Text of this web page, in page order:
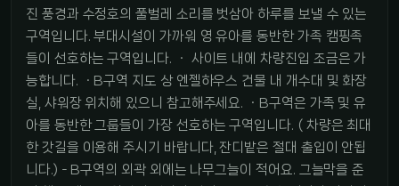
진 풍경과 수정호의 풀벌레 소리를 벗삼아 하루를 보낼 수 있는
구역입니다. 부대시설이 가까워 영 유아를 동반한 가족 캠핑족
들이 선호하는 구역입니다. ㆍ 사이트 내에 차량진입 조금은 가
능합니다. ㆍB구역 지도 상 엔젤하우스 건물 내 개수대 및 화장
실, 샤워장 위치해 있으니 참고해주세요. ㆍB구역은 가족 및 유
아를 동반한 그룹들이 가장 선호하는 구역입니다. ( 차량은 최대
한 갓길을 이용해 주시기 바랍니다, 잔디밭은 절대 출입이 안됩
니다.) - B구역의 외곽 외에는 나무그늘이 적어요. 그늘막을 준